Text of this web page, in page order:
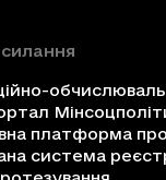
платформа про
система